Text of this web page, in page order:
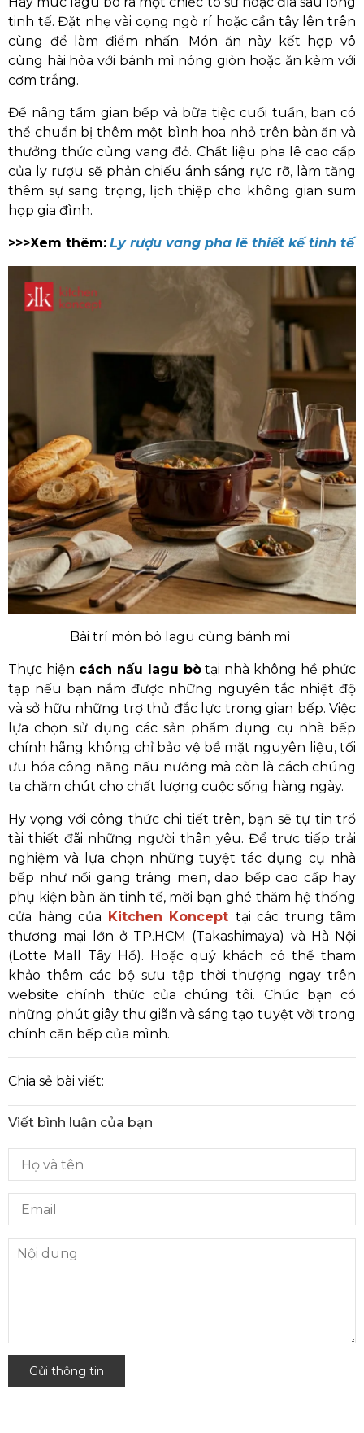
tinh tế. Đặt nhẹ vài cọng ngò rí hoặc cần tây lên trên
cùng để làm điểm nhấn. Món ăn này kết hợp vô
cùng hài hòa với bánh mì nóng giòn hoặc ăn kèm với
cơm trắng.
Để nâng tầm gian bếp và bữa tiệc cuối tuần, bạn có
thể chuẩn bị thêm một bình hoa nhỏ trên bàn ăn và
thưởng thức cùng vang đỏ. Chất liệu pha lê cao cấp
của ly rượu sẽ phản chiếu ánh sáng rực rỡ, làm tăng
thêm sự sang trọng, lịch thiệp cho không gian sum
họp gia đình.
>>>Xem thêm: Ly rượu vang pha lê thiết kế tinh tế
Bài trí món bò lagu cùng bánh mì
Thực hiện cách nấu lagu bòtại nhà không hề phức
tạp nếu bạn nắm được những nguyên tắc nhiệt độ
và sở hữu những trợ thủ đắc lực trong gian bếp. Việc
lựa chọn sử dụng các sản phẩm dụng cụ nhà bếp
chính hãng không chỉ bảo vệ bề mặt nguyên liệu, tối
ưu hóa công năng nấu nướng mà còn là cách chúng
ta chăm chút cho chất lượng cuộc sống hàng ngày.
Hy vọng với công thức chi tiết trên, bạn sẽ tự tin trổ
tài thiết đãi những người thân yêu. Để trực tiếp trải
nghiệm và lựa chọn những tuyệt tác dụng cụ nhà
bếp như nồi gang tráng men, dao bếp cao cấp hay
phụ kiện bàn ăn tinh tế, mời bạn ghé thăm hệ thống
cửa hàng của Kitchen Koncept tại các trung tâm
thương mại lớn ở TP.HCM (Takashimaya) và Hà Nội
(Lotte Mall Tây Hồ). Hoặc quý khách có thể tham
khảo thêm các bộ sưu tập thời thượng ngay trên
website chính thức của chúng tôi. Chúc bạn có
những phút giây thư giãn và sáng tạo tuyệt vời trong
chính căn bếp của mình.
Chia sẻ bài viết:
Viết bình luận của bạn
Gửi thông tin